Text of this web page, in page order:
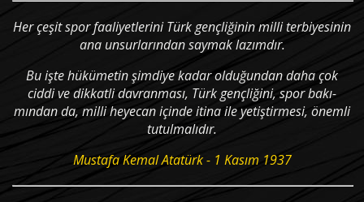
Her çeşit spor faaliyetlerini Türk gençliğinin milli terbiyesinin
ana unsurlarından saymak lazımdır.
Bu işte hükümetin şimdiye kadar olduğundan daha çok
ciddi ve dikkatli davranması, Türk gençliğini, spor bakı­
mından da, milli heyecan içinde itina ile yetiştirmesi, önemli
tutulmalıdır.
Mustafa Kemal Atatürk - 1 Kasım 1937